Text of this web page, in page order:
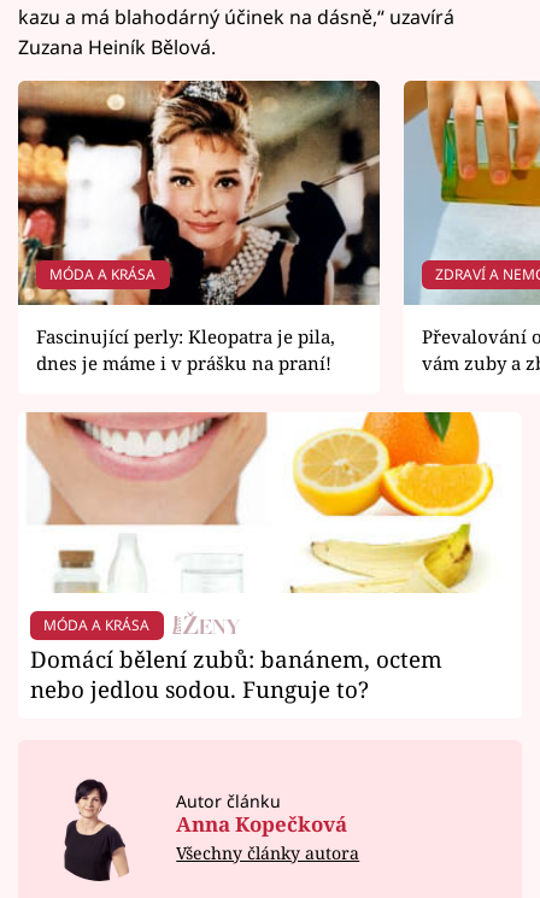
kazu a má blahodárný účinek na dásně,“ uzavírá
Zuzana Heiník Bělová.
MÓDA A KRÁSA
Fascinující perly: Kleopatra je pila,
dnes je máme i v prášku na praní!
ZDRAVÍ A
Převalování
vám zuby a
MÓDA A KRÁSA
Domácí bělení zubů: banánem, octem
nebo jedlou sodou. Funguje to?
Autor článku
Anna Kopečková
Všechny články autora